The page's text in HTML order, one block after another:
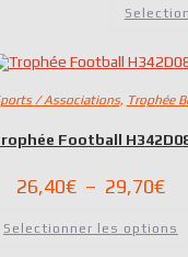
/ Associations, Trophée
Football
26,40€ – 29,70€
Selectionner les options